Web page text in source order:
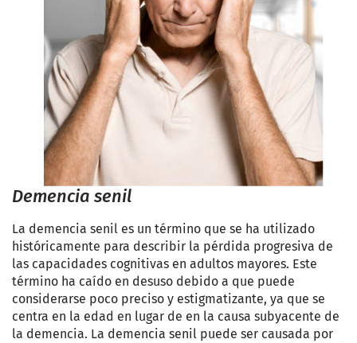
Demencia senil
La demencia senil es un término que se ha utilizado
históricamente para describir la pérdida progresiva de
las capacidades cognitivas en adultos mayores. Este
término ha caído en desuso debido a que puede
considerarse poco preciso y estigmatizante, ya que se
centra en la edad en lugar de en la causa subyacente de
la demencia. La demencia senil puede ser causada por